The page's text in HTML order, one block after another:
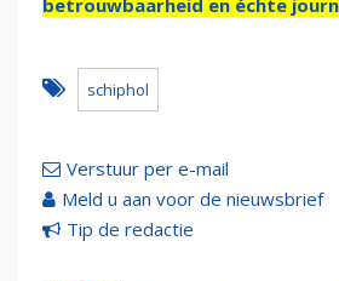
betrouwbaarheid en échte
schiphol
Verstuur per e-mail
Meld u aan voor de nieuwsbrief
Tip de redactie